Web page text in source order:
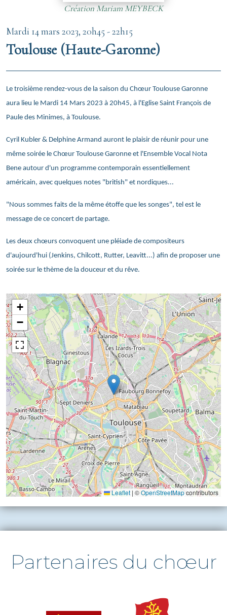
Création Mariam MEYBECK
Mardi 14 mars 2023, 20h45 -22h15
Toulouse (Haute-Garonne)
Le troisième rendez-vous de la saison du Chœur Toulouse Garonne
aura lieu le Mardi 14 Mars 2023 à 20h45, à l'Eglise Saint François de
Paule des Minimes, à Toulouse.
Cyril Kubler & Delphine Armand auront le plaisir de réunir pour une
même soirée le Chœur Toulouse Garonne et l'Ensemble Vocal Nota
Bene autour d'un programme contemporain essentiellement
américain, avec quelques notes "british" et nordiques...
"Nous sommes faits de la même étoffe que les songes", tel est le
message de ce concert de partage.
Les deux chœurs convoquent une pléiade de compositeurs
d'aujourd'hui (Jenkins, Chilcott, Rutter, Leavitt...) afin de proposer une
soirée sur le thème de la douceur et du rêve.
+
−
Leaflet | ©OpenStreetMapcontributors
Partenaires du chœur